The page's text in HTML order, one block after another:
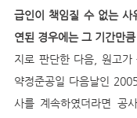
급인이 책임질 수 없는 사
연된 경우에는 그 기간만
지로 판단한 다음, 원고가
약정준공일 다음날인
사를 계속하였더라면 공